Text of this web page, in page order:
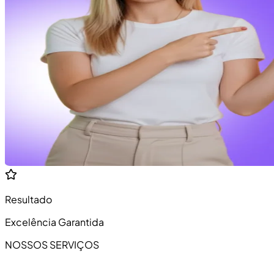
Resultado
Excelência Garantida
NOSSOS SERVIÇOS